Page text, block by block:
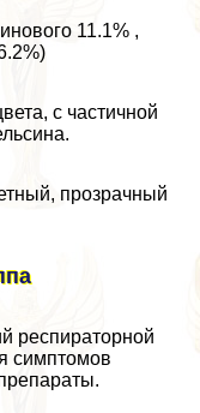
11.1% ,
с частичной
прозрачный
респираторной
симптомов